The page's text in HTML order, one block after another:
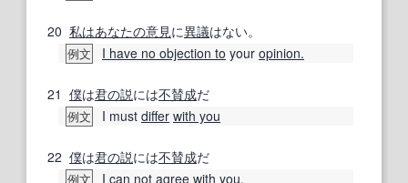
20 私はあなたの意見に異議はない。
例文 I have no objection to your opinion.
21 僕は君の説には不賛成だ
例文 I must differ with you
22 僕は君の説には不賛成だ
例文 I can not agree with you.